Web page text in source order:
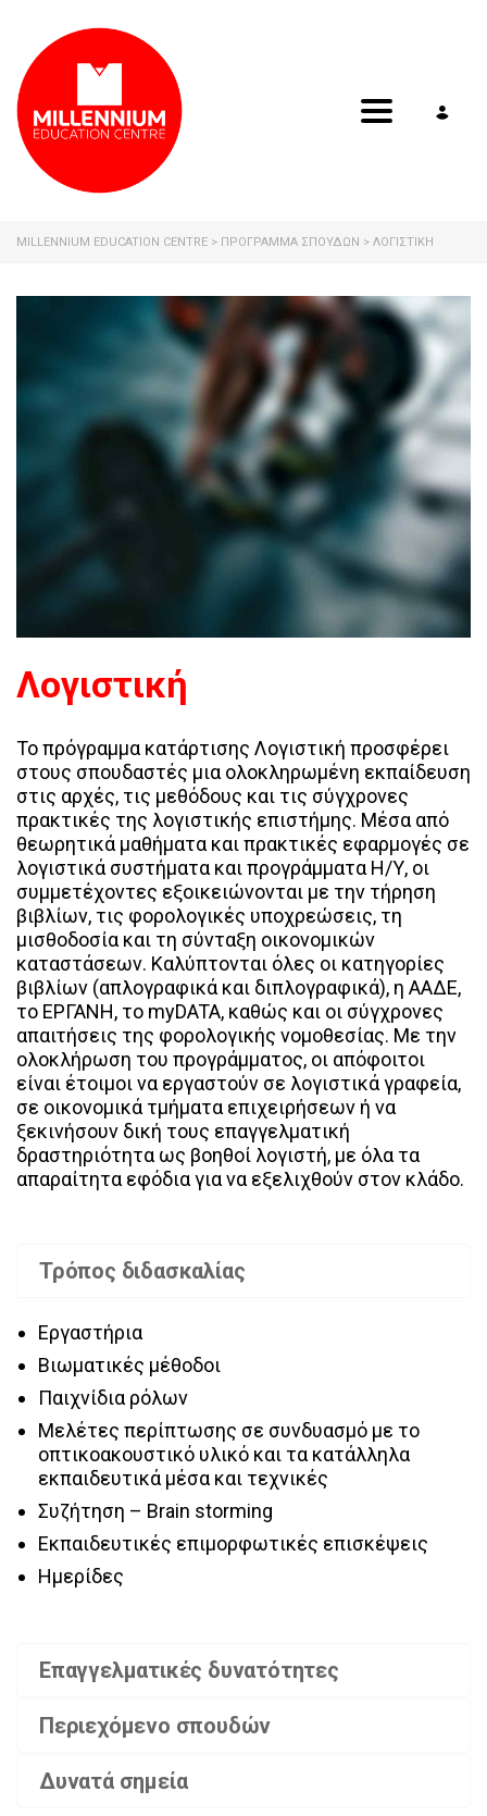
Toggle
MILLENNIUM EDUCATION CENTRE > ΠΡΟΓΡΑΜΜΑ ΣΠΟΥΔΩΝ > ΛΟΓΙΣΤΙΚΉ
Λογιστική
Το πρόγραμμα κατάρτισης Λογιστική προσφέρει
στους σπουδαστές μια ολοκληρωμένη εκπαίδευση
στις αρχές, τις μεθόδους και τις σύγχρονες
πρακτικές της λογιστικής επιστήμης. Μέσα από
θεωρητικά μαθήματα και πρακτικές εφαρμογές σε
λογιστικά συστήματα και προγράμματα Η/Υ, οι
συμμετέχοντες εξοικειώνονται με την τήρηση
βιβλίων, τις φορολογικές υποχρεώσεις, τη
μισθοδοσία και τη σύνταξη οικονομικών
καταστάσεων. Καλύπτονται όλες οι κατηγορίες
βιβλίων (απλογραφικά και διπλογραφικά), η ΑΑΔΕ,
το ΕΡΓΑΝΗ, το myDATA, καθώς και οι σύγχρονες
απαιτήσεις της φορολογικής νομοθεσίας. Με την
ολοκλήρωση του προγράμματος, οι απόφοιτοι
είναι έτοιμοι να εργαστούν σε λογιστικά γραφεία,
σε οικονομικά τμήματα επιχειρήσεων ή να
ξεκινήσουν δική τους επαγγελματική
δραστηριότητα ως βοηθοί λογιστή, με όλα τα
απαραίτητα εφόδια για να εξελιχθούν στον κλάδο.
Τρόπος διδασκαλίας
Εργαστήρια
Βιωματικές μέθοδοι
Παιχνίδια ρόλων
Μελέτες περίπτωσης σε συνδυασμό με το
οπτικοακουστικό υλικό και τα κατάλληλα
εκπαιδευτικά μέσα και τεχνικές
Συζήτηση – Brain storming
Εκπαιδευτικές επιμορφωτικές επισκέψεις
Ημερίδες
Επαγγελματικές δυνατότητες
Περιεχόμενο σπουδών
Δυνατά σημεία